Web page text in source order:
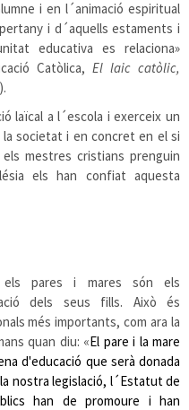
i en l´animació espiritual
i d´aquells estaments i
educativa es relaciona»
Catòlica, El laic catòlic,
laïcal a l´escola i exerceix un
societat i en concret en el si
mestres cristians prenguin
els han confiat aquesta
els pares i mares són els
dels seus fills. Això és
més importants, com ara la
quan diu: «El pare i la mare
d'educació que serà donada
nostra legislació, l´Estatut de
han de promoure i han